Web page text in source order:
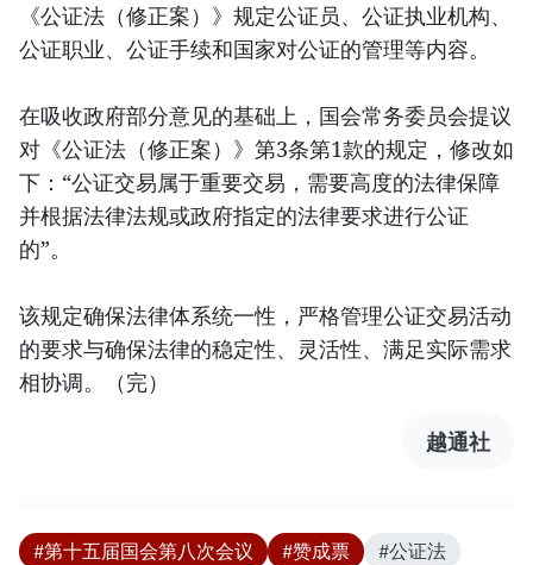
《公证法（修正案）》规定公证员、公证执业机构、
公证职业、公证手续和国家对公证的管理等内容。
在吸收政府部分意见的基础上，国会常务委员会提议
对《公证法（修正案）》第3条第1款的规定，修改如
下：“公证交易属于重要交易，需要高度的法律保障
并根据法律法规或政府指定的法律要求进行公证
的”。
该规定确保法律体系统一性，严格管理公证交易活动
的要求与确保法律的稳定性、灵活性、满足实际需求
相协调。（完）
越通社
#第十五届国会第八次会议 #赞成票 #公证法